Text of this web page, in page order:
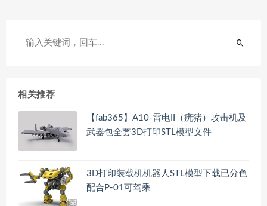
相关推荐
【fab365】A10-雷电II（疣猪）攻击机及
武器包全套3D打印STL模型文件
3D打印装载机机器人STL模型下载已分色
配合P-01可驾乘